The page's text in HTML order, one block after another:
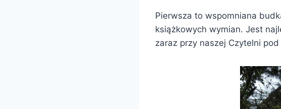
Pierwsza to wspomniana
książkowych wymian. Jest
zaraz przy naszej Czytelni pod